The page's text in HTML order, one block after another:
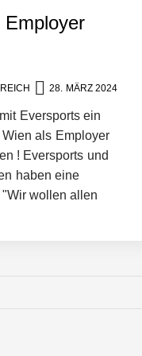
28. MÄRZ 2024
Eversports ein
als Employer
! Eversports und
haben eine
wollen allen
von Mazing
statische 2D-
Haas im Employer
Haas: Michelle